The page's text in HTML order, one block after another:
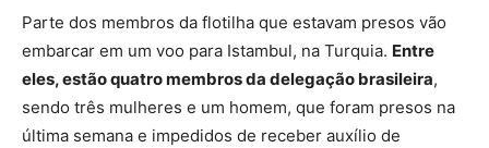
Parte dos membros da flotilha que estavam presos vão
embarcar em um voo para Istambul, na Turquia. Entre
eles, estão quatro membros da delegação brasileira,
sendo três mulheres e um homem, que foram presos na
última semana e impedidos de receber auxílio de